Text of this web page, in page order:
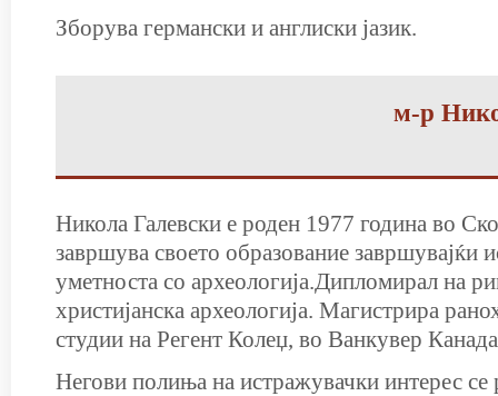
Зборува германски и англиски јазик.
м-р
Никола Галевски е роден 1977 година во
завршува своето образование завршувајќи
уметноста со археологија.Дипломирал на
христијанска археологија. Магистрира
студии на Регент Колеџ, во Ванкувер
Негови полиња на истражувачки интерес се